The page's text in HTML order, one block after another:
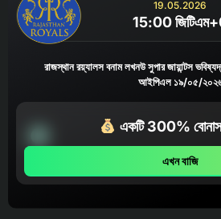
19.05.2026
15:00
রাজস্থান রয়্যালস বনাম লখনউ সুপার জায়ান্টস
আইপিএল ১৯/০৫/
একটি 300%
এখন বাজি